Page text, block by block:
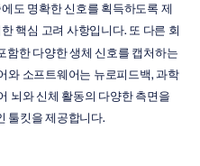
도 명확한 신호를 획득하도록 제
핵심 고려 사항입니다. 또 다른 회
함한 다양한 생체 신호를 캡처하는
와 소프트웨어는 뉴로피드백, 과학
뇌와 신체 활동의 다양한 측면을
툴킷을 제공합니다.